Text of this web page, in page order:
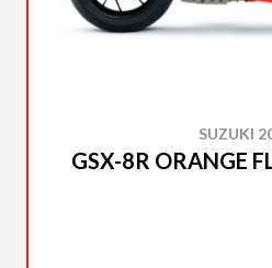
SUZUKI
GSX-8R ORANGE